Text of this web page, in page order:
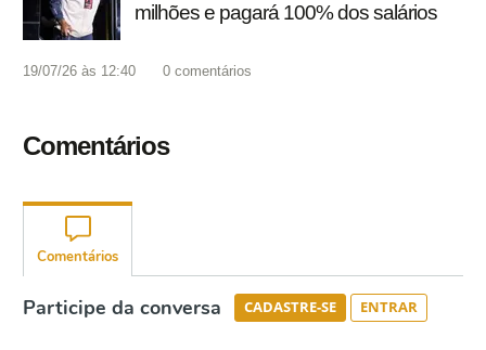
milhões e pagará 100% dos salários
19/07/26 às 12:40 0 comentários
Comentários